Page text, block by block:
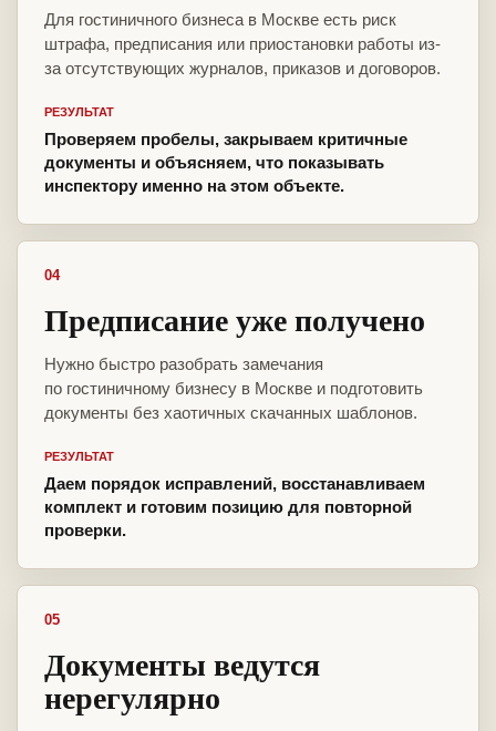
Для гостиничного бизнеса в Москве есть риск
штрафа, предписания или приостановки работы из-
за отсутствующих журналов, приказов и договоров.
РЕЗУЛЬТАТ
Проверяем пробелы, закрываем критичные
документы и объясняем, что показывать
инспектору именно на этом объекте.
04
Предписание уже получено
Нужно быстро разобрать замечания
по гостиничному бизнесу в Москве и подготовить
документы без хаотичных скачанных шаблонов.
РЕЗУЛЬТАТ
Даем порядок исправлений, восстанавливаем
комплект и готовим позицию для повторной
проверки.
05
Документы ведутся
нерегулярно